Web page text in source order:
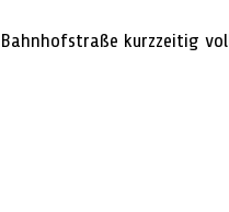
kurzzeitig